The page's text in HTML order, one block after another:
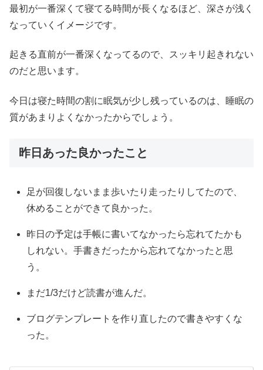
最初が一番深くて寝てる時間が長くなるほど、深さが浅く
なっていくイメージです。
起きる直前が一番深くなってるので、スッキリ起きれない
のだと思います。
今日は寝た時間の割に眠気が少し残っているのは、睡眠の
質があまりよくなかったからでしょう。
昨日あった良かったこと
足が回復しないまま歩いたり走ったりしてたので、
休めることができて良かった。
昨日の予定は手帳に書いてなかったら忘れてたかも
しれない。手書きだったから忘れてなかったと思
う。
まだ1/3だけど読書が進んだ。
ブログテンプレートを作り直したので書きやすくな
った。